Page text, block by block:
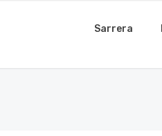
Sarrera